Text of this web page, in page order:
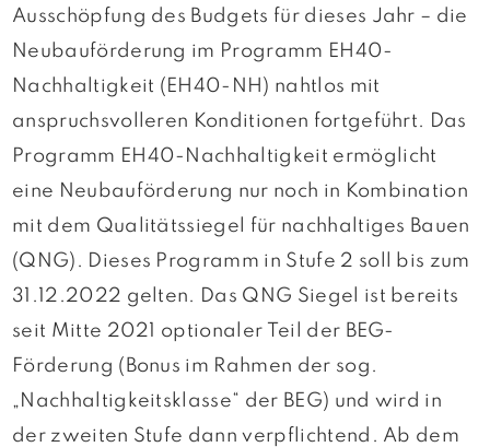
Ausschöpfung des Budgets für dieses Jahr – die
Neubauförderung im Programm EH40-
Nachhaltigkeit (EH40-NH) nahtlos mit
anspruchsvolleren Konditionen fortgeführt. Das
Programm EH40-Nachhaltigkeit ermöglicht
eine Neubauförderung nur noch in Kombination
mit dem Qualitätssiegel für nachhaltiges Bauen
(QNG). Dieses Programm in Stufe 2 soll bis zum
31.12.2022 gelten. Das QNG Siegel ist bereits
seit Mitte 2021 optionaler Teil der BEG-
Förderung (Bonus im Rahmen der sog.
„Nachhaltigkeitsklasse“ der BEG) und wird in
der zweiten Stufe dann verpflichtend. Ab dem